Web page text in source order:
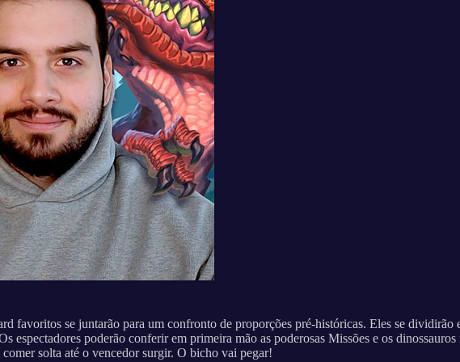
favoritos se juntarão para um confronto de proporções pré-históricas. Eles se dividirão
poderão conferir em primeira mão as poderosas Missões e os
solta até o vencedor surgir. O bicho vai pegar!